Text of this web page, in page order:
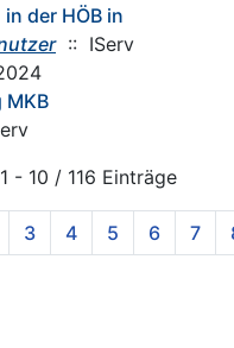
der HÖB in
:: IServ
MKB
1 - 10 / 116 Einträge
3 4 5 6 7